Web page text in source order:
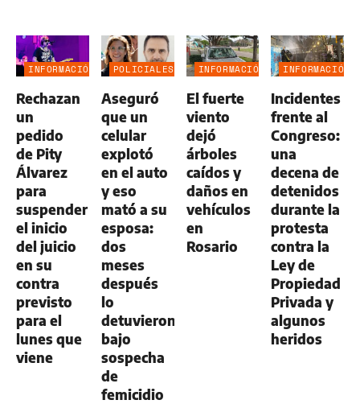
INFORMACIÓN
Rechazan
un
pedido
de Pity
Álvarez
para
suspender
el inicio
del juicio
en su
contra
previsto
para el
lunes que
viene
POLICIALES
Aseguró
que un
celular
explotó
en el auto
y eso
mató a su
esposa:
dos
meses
después
lo
detuvieron
bajo
sospecha
de
femicidio
INFORMACIÓN
El fuerte
viento
dejó
árboles
caídos y
daños en
vehículos
en
Rosario
INFORMACIÓN
Incidentes
frente al
Congreso:
una
decena de
detenidos
durante la
protesta
contra la
Ley de
Propiedad
Privada y
algunos
heridos